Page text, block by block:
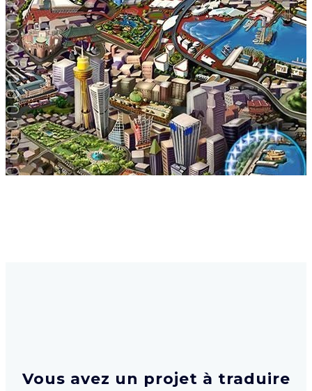
Vous avez un projet à traduire